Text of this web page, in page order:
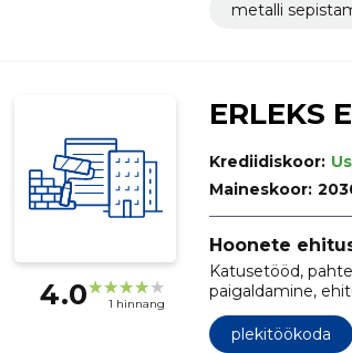
metalli
4.0 1 hinnang
ERLEKS
Krediidiskoor:
Maineskoor:
Hoonete
Katusetööd,
paigaldamine,
plekitöökoda